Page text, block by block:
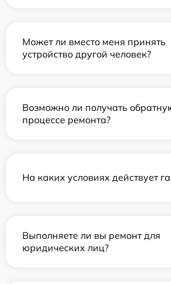
Может ли вместо меня принять
устройство другой человек?
Возможно ли получать
процессе ремонта?
На каких условиях действует
Выполняете ли вы ремонт для
юридических лиц?